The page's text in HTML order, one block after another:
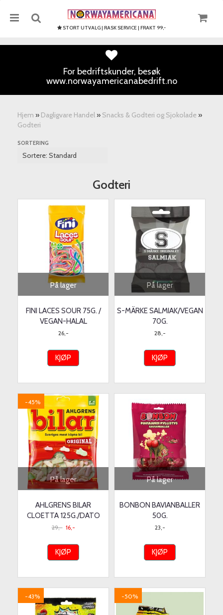
STORT UTVALG | RASK SERVICE | FRAKT 99,-
For bedriftskunder, besøk
www.norwayamericanabedrift.no
Hjem » Dagligvare Handel » Snacks & Godteri og Sjokolade »
Godteri
SORTERING
Godteri
På lager
FINI LACES SOUR 75G. /
VEGAN-HALAL
26,-
KJØP
På lager
S-MÄRKE SALMIAK/VEGAN
70G.
28,-
KJØP
På lager
-45%
AHLGRENS BILAR
CLOETTA 125G./DATO
29,- 16,-
KJØP
På lager
BONBON BAVIANBALLER
50G.
23,-
KJØP
-43% -50%